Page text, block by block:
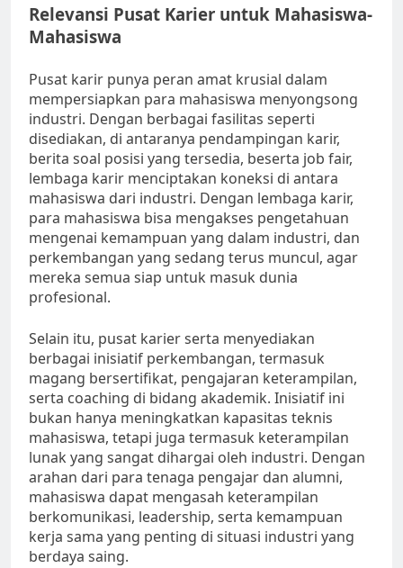
Relevansi Pusat Karier untuk Mahasiswa-
Mahasiswa
Pusat karir punya peran amat krusial dalam
mempersiapkan para mahasiswa menyongsong
industri. Dengan berbagai fasilitas seperti
disediakan, di antaranya pendampingan karir,
berita soal posisi yang tersedia, beserta job fair,
lembaga karir menciptakan koneksi di antara
mahasiswa dari industri. Dengan lembaga karir,
para mahasiswa bisa mengakses pengetahuan
mengenai kemampuan yang dalam industri, dan
perkembangan yang sedang terus muncul, agar
mereka semua siap untuk masuk dunia
profesional.
Selain itu, pusat karier serta menyediakan
berbagai inisiatif perkembangan, termasuk
magang bersertifikat, pengajaran keterampilan,
serta coaching di bidang akademik. Inisiatif ini
bukan hanya meningkatkan kapasitas teknis
mahasiswa, tetapi juga termasuk keterampilan
lunak yang sangat dihargai oleh industri. Dengan
arahan dari para tenaga pengajar dan alumni,
mahasiswa dapat mengasah keterampilan
berkomunikasi, leadership, serta kemampuan
kerja sama yang penting di situasi industri yang
berdaya saing.